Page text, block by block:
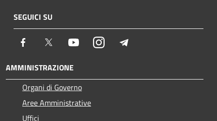
SEGUICI SU
Facebook Twitter YoutubeInstagram
AMMINISTRAZIONE
Organi di Governo
Aree Amministrative
Uffici